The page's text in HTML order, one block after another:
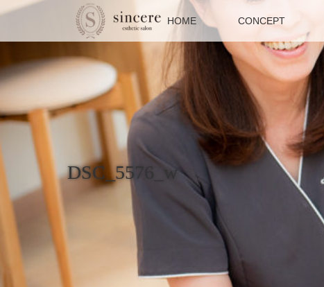
HOME CONCEPT
DSC_5576_w